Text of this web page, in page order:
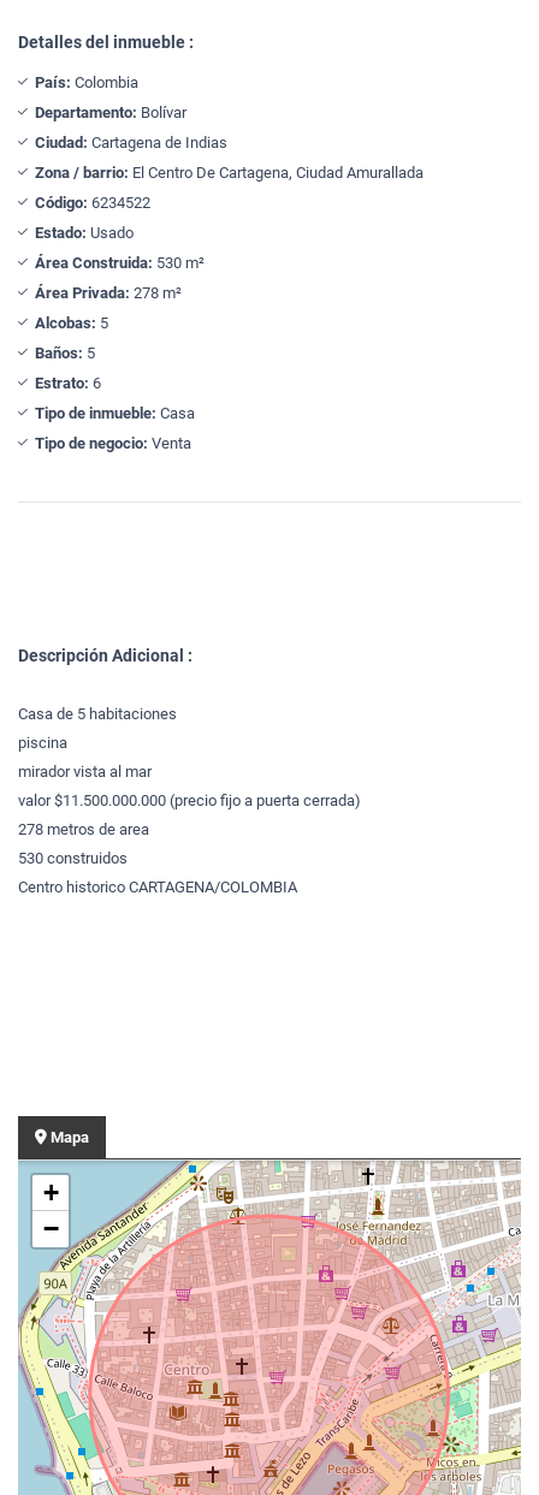
Detalles del inmueble :
País: Colombia
Departamento: Bolívar
Ciudad: Cartagena de Indias
Zona / barrio: El Centro De Cartagena, Ciudad Amurallada
Código: 6234522
Estado: Usado
Área Construida: 530 m²
Área Privada: 278 m²
Alcobas: 5
Baños: 5
Estrato: 6
Tipo de inmueble: Casa
Tipo de negocio: Venta
Descripción Adicional :
Casa de 5 habitaciones
piscina
mirador vista al mar
valor $11.500.000.000 (precio fijo a puerta cerrada)
278 metros de area
530 construidos
Centro historico CARTAGENA/COLOMBIA
Mapa
+
−